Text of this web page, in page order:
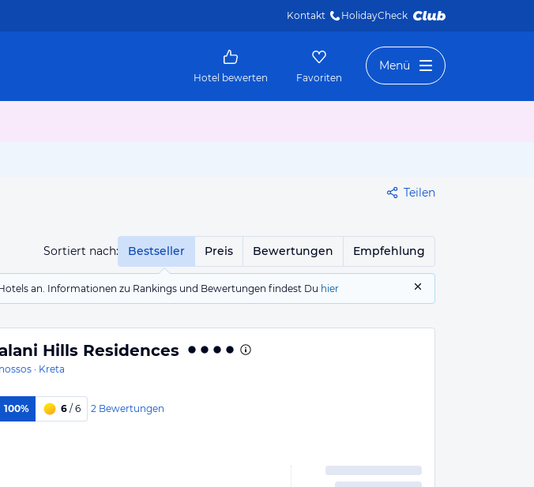
Kontakt HolidayCheck
Hotel bewerten Favoriten
Menü
Teilen
Sortiert nach: Bestseller Preis Bewertungen Empfehlung
an. Informationen zu Rankings und Bewertungen findest Du hier
Hills Residences
· Kreta
100% 6 / 6 2 Bewertungen